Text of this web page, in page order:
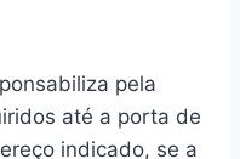
pela
até a porta de
indicado, se a